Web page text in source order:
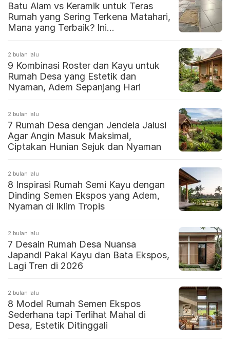
Batu Alam vs Keramik untuk Teras
Rumah yang Sering Terkena Matahari,
Mana yang Terbaik? Ini
2 bulan lalu
9 Kombinasi Roster dan Kayu untuk
Rumah Desa yang Estetik dan
Nyaman, Adem Sepanjang Hari
2 bulan lalu
7 Rumah Desa dengan Jendela Jalusi
Agar Angin Masuk Maksimal,
Ciptakan Hunian Sejuk dan Nyaman
2 bulan lalu
8 Inspirasi Rumah Semi Kayu dengan
Dinding Semen Ekspos yang Adem,
Nyaman di Iklim Tropis
2 bulan lalu
7 Desain Rumah Desa Nuansa
Japandi Pakai Kayu dan Bata Ekspos,
Lagi Tren di 2026
2 bulan lalu
8 Model Rumah Semen Ekspos
Sederhana tapi Terlihat Mahal di
Desa, Estetik Ditinggali